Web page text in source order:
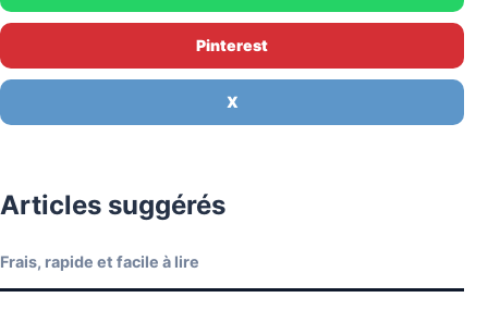
Pinterest
X
Articles suggérés
Frais, rapide et facile à lire